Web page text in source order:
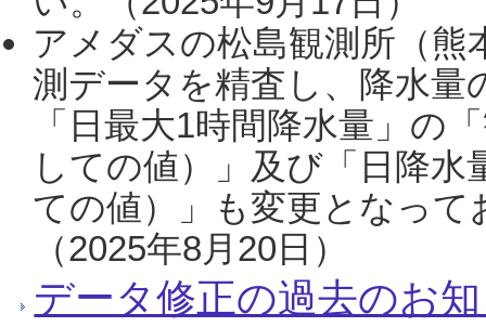
アメダスの松島観測所（熊
測データを精査し、降水
「日最大1時間降水量」の
しての値）」及び「日降
ての値）」も変更となっ
（2025年8月20日）
データ修正の過去のお